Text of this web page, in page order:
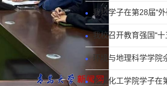
我校学子在第28届“外
我校召开教育强国“十
环境与地理科学学院
化学化工学院学子在